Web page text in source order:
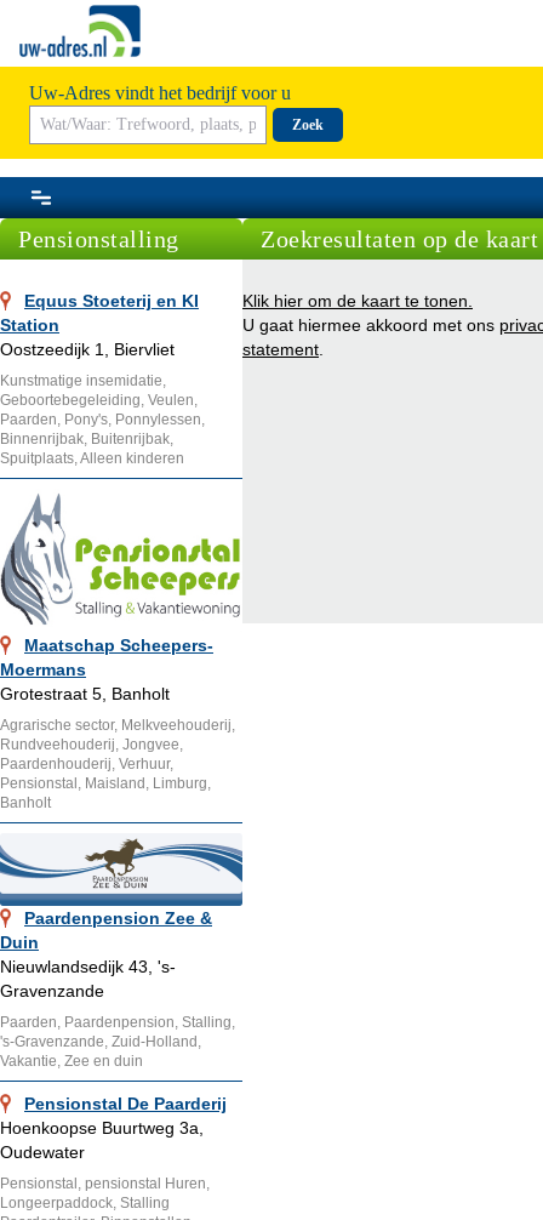
Uw-Adres vindt het bedrijf voor u
Zoek
Pensionstalling
Equus Stoeterij en KI
Station
Oostzeedijk 1, Biervliet
Kunstmatige insemidatie,
Geboortebegeleiding, Veulen,
Paarden, Pony's, Ponnylessen,
Binnenrijbak, Buitenrijbak,
Spuitplaats, Alleen kinderen
Maatschap Scheepers-
Moermans
Grotestraat 5, Banholt
Agrarische sector, Melkveehouderij,
Rundveehouderij, Jongvee,
Paardenhouderij, Verhuur,
Pensionstal, Maisland, Limburg,
Banholt
Paardenpension Zee &
Duin
Nieuwlandsedijk 43, 's-
Gravenzande
Paarden, Paardenpension, Stalling,
's-Gravenzande, Zuid-Holland,
Vakantie, Zee en duin
Pensionstal De Paarderij
Hoenkoopse Buurtweg 3a,
Oudewater
Pensionstal, pensionstal Huren,
Longeerpaddock, Stalling
Zoekresultaten op de kaart
Klik hier om de kaart te tonen.
U gaat hiermee akkoord met ons
statement